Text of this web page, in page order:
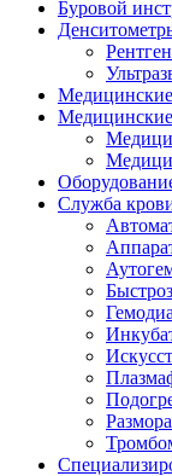
Буровой
Служба